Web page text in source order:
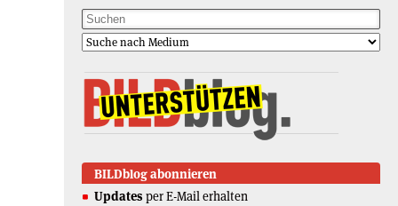
BILDblog abonnieren
Updates per E-Mail erhalten